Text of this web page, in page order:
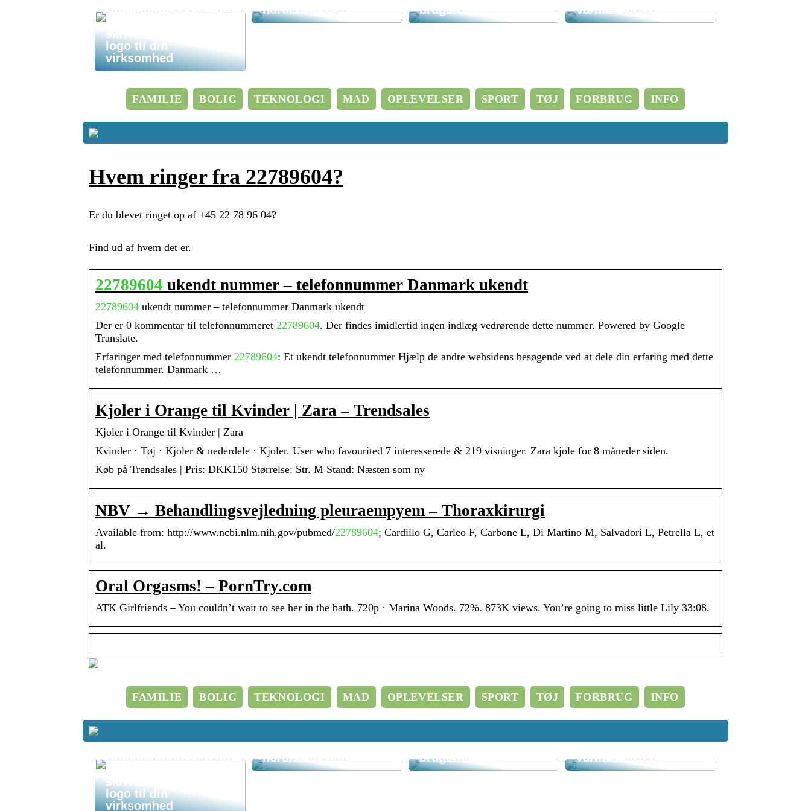
Brandingfabrikken får
skriveredskaber med
logo til din
virksomhed
nordisk design
brugerne
varme i haven
FAMILIE BOLIG TEKNOLOGI MAD OPLEVELSER SPORT TØJ FORBRUG INFO
Hvem ringer fra 22789604?
Er du blevet ringet op af +45 22 78 96 04?
Find ud af hvem det er.
22789604 ukendt nummer – telefonnummer Danmark ukendt
22789604 ukendt nummer – telefonnummer Danmark ukendt
Der er 0 kommentar til telefonnummeret 22789604. Der findes imidlertid ingen indlæg vedrørende dette nummer. Powered by Google
Translate.
Erfaringer med telefonnummer 22789604: Et ukendt telefonnummer Hjælp de andre websidens besøgende ved at dele din erfaring med dette
telefonnummer. Danmark …
Kjoler i Orange til Kvinder | Zara – Trendsales
Kjoler i Orange til Kvinder | Zara
Kvinder · Tøj · Kjoler & nederdele · Kjoler. User who favourited 7 interesserede & 219 visninger. Zara kjole for 8 måneder siden.
Køb på Trendsales | Pris: DKK150 Størrelse: Str. M Stand: Næsten som ny
NBV → Behandlingsvejledning pleuraempyem – Thoraxkirurgi
Available from: http://www.ncbi.nlm.nih.gov/pubmed/22789604; Cardillo G, Carleo F, Carbone L, Di Martino M, Salvadori L, Petrella L, et
al.
Oral Orgasms! – PornTry.com
ATK Girlfriends – You couldn’t wait to see her in the bath. 720p · Marina Woods. 72%. 873K views. You’re going to miss little Lily 33:08.
FAMILIE BOLIG TEKNOLOGI MAD OPLEVELSER SPORT TØJ FORBRUG INFO
Hos
Brandingfabrikken får
skriveredskaber med
logo til din
virksomhed
spisebordslamper i
nordisk design
Biobag Zenzo tilbyder
funktionel
overdækket
cykelparkering der
nemmere for
brugerne
guide til hygge og
varme i haven